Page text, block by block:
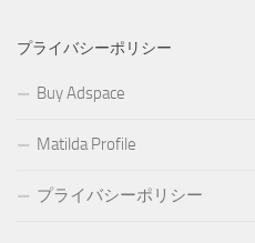
プライバシーポリシー
Buy Adspace
Matilda Profile
プライバシーポリシー